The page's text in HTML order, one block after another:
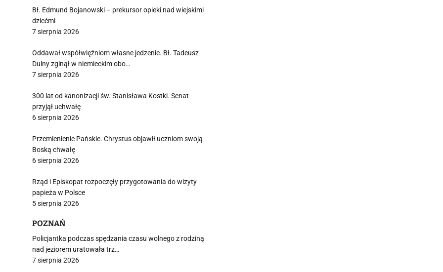
Bł. Edmund Bojanowski – prekursor opieki nad wiejskimi
dziećmi
7 sierpnia 2026
Oddawał współwięźniom własne jedzenie. Bł. Tadeusz
Dulny zginął w niemieckim obo…
7 sierpnia 2026
300 lat od kanonizacji św. Stanisława Kostki. Senat
przyjął uchwałę
6 sierpnia 2026
Przemienienie Pańskie. Chrystus objawił uczniom swoją
Boską chwałę
6 sierpnia 2026
Rząd i Episkopat rozpoczęły przygotowania do wizyty
papieża w Polsce
5 sierpnia 2026
POZNAŃ
Policjantka podczas spędzania czasu wolnego z rodziną
nad jeziorem uratowała trz…
7 sierpnia 2026